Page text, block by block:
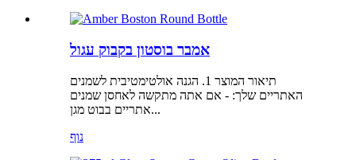
אמבר בוסטון בקבוק עגול
תיאור המוצר 1. הגנה אולטימטיבית לשמנים
האתריים שלך: - אם אתה מתקשה לאחסן שמנים
אתריים בבוט מגן...
נוף